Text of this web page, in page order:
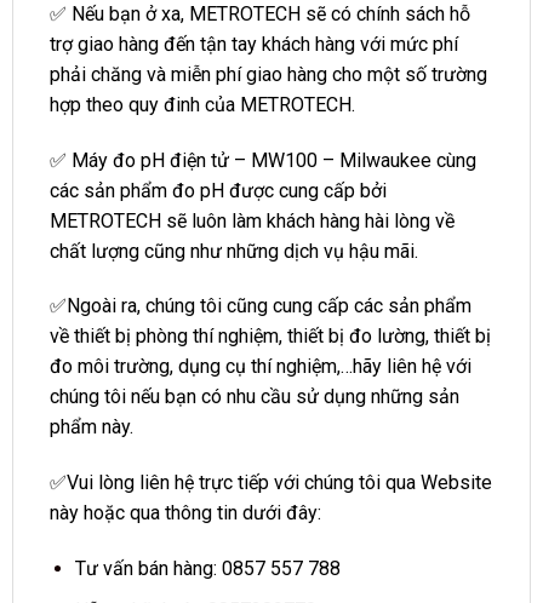
✅ Nếu bạn ở xa, METROTECH sẽ có chính sách hỗ
trợ giao hàng đến tận tay khách hàng với mức phí
phải chăng và miễn phí giao hàng cho một số trường
hợp theo quy đinh của METROTECH.
✅ Máy đo pH điện tử – MW100 – Milwaukee cùng
các sản phẩm đo pH được cung cấp bởi
METROTECH sẽ luôn làm khách hàng hài lòng về
chất lượng cũng như những dịch vụ hậu mãi.
✅Ngoài ra, chúng tôi cũng cung cấp các sản phẩm
về thiết bị phòng thí nghiệm, thiết bị đo lường, thiết bị
đo môi trường, dụng cụ thí nghiệm,…hãy liên hệ với
chúng tôi nếu bạn có nhu cầu sử dụng những sản
phẩm này.
✅Vui lòng liên hệ trực tiếp với chúng tôi qua Website
này hoặc qua thông tin dưới đây:
Tư vấn bán hàng: 0857 557 788